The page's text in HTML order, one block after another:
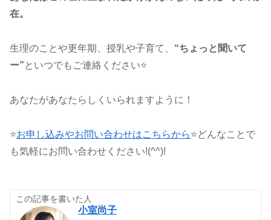
在。
生理のことや更年期、授乳や子育て、 “ちょっと聞いて
ー” といつでもご連絡ください⭐
あなたがあなたらしくいられますように！
⭐お申し込みやお問い合わせはこちらから⭐どんなことで
も気軽にお問い合わせください!(^^)!
この記事を書いた人
小室尚子